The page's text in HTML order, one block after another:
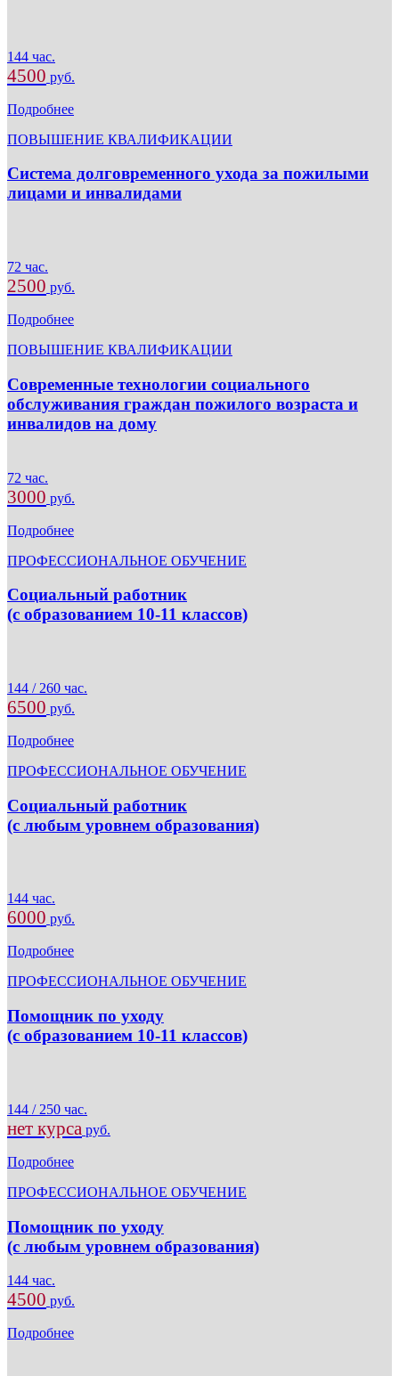
144 час.
4500 руб.
Подробнее
ПОВЫШЕНИЕ КВАЛИФИКАЦИИ
Система долговременного ухода за пожилыми
лицами и инвалидами
72 час.
2500 руб.
Подробнее
ПОВЫШЕНИЕ КВАЛИФИКАЦИИ
Современные технологии социального
обслуживания граждан пожилого возраста и
инвалидов на дому
72 час.
3000 руб.
Подробнее
ПРОФЕССИОНАЛЬНОЕ ОБУЧЕНИЕ
Социальный работник
(с образованием 10-11 классов)
144 / 260 час.
6500 руб.
Подробнее
ПРОФЕССИОНАЛЬНОЕ ОБУЧЕНИЕ
Социальный работник
(с любым уровнем образования)
144 час.
6000 руб.
Подробнее
ПРОФЕССИОНАЛЬНОЕ ОБУЧЕНИЕ
Помощник по уходу
(с образованием 10-11 классов)
144 / 250 час.
нет курса руб.
Подробнее
ПРОФЕССИОНАЛЬНОЕ ОБУЧЕНИЕ
Помощник по уходу
(с любым уровнем образования)
144 час.
4500 руб.
Подробнее